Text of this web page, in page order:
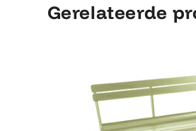
Gerelateerde